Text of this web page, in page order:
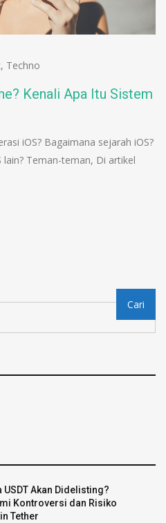
, Techno
Kenali Apa Itu Sistem
iOS? Bagaimana sejarah iOS?
lain? Teman-teman, Di artikel
Cari
USDT Akan Didelisting?
Kontroversi dan Risiko
Tether